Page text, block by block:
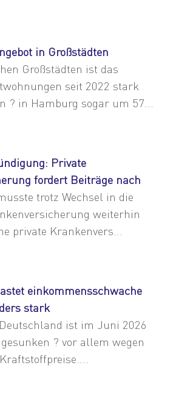
in Großstädten
Großstädten ist das
seit 2022 stark
? in Hamburg sogar um 57...
Private
fordert Beiträge nach
trotz Wechsel in die
weiterhin
private Krankenvers...
einkommensschwache
stark
ist im Juni 2026
? vor allem wegen